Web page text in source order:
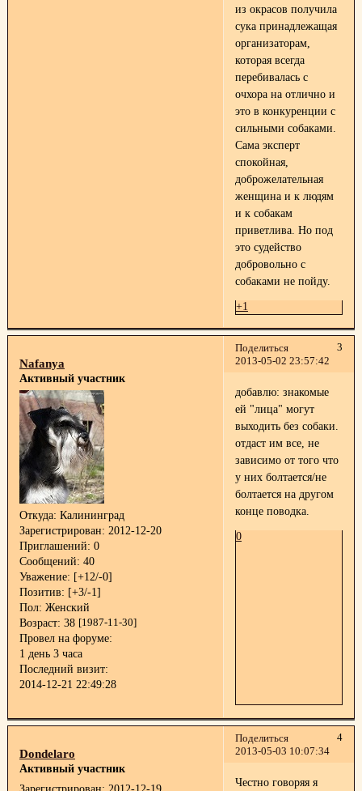
из окрасов получила
сука принадлежащая
организаторам,
которая всегда
перебивалась с
очхора на отлично и
это в конкуренции с
сильными собаками.
Сама эксперт
спокойная,
доброжелательная
женщина и к людям
и к собакам
приветлива. Но под
это судейство
добровольно с
собаками не пойду.
+1
Поделиться
3
2013-05-02 23:57:42
Nafanya
Активный участник
Откуда: Калининград
Зарегистрирован: 2012-12-20
Приглашений: 0
Сообщений: 40
Уважение: [+12/-0]
Позитив: [+3/-1]
Пол: Женский
Возраст: 38 [1987-11-30]
Провел на форуме:
1 день 3 часа
Последний визит:
2014-12-21 22:49:28
добавлю: знакомые
ей "лица" могут
выходить без собаки.
отдаст им все, не
зависимо от того что
у них болтается/не
болтается на другом
конце поводка.
0
Поделиться
4
2013-05-03 10:07:34
Dondelaro
Активный участник
Честно говоряя я